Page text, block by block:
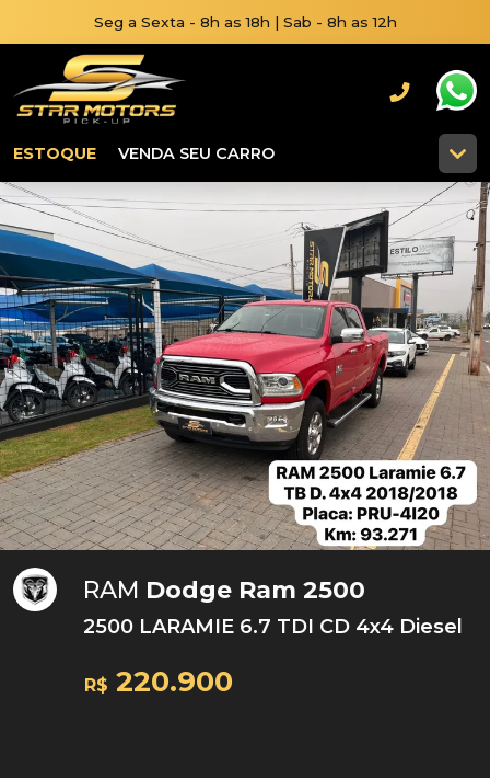
Seg a Sexta - 8h as 18h | Sab - 8h as 12h
ESTOQUE VENDA SEU CARRO
RAM Dodge Ram 2500
2500 LARAMIE 6.7 TDI CD 4x4 Diesel
R$ 220.900